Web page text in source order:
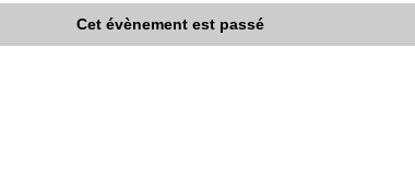
Cet évènement est passé